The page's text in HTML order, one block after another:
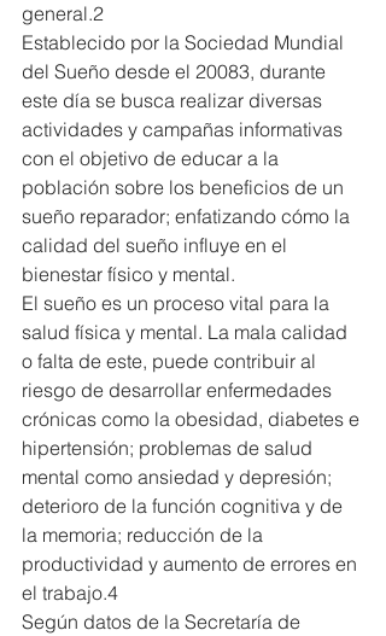
general.2
Establecido por la Sociedad Mundial
del Sueño desde el 20083, durante
este día se busca realizar diversas
actividades y campañas informativas
con el objetivo de educar a la
población sobre los beneficios de un
sueño reparador; enfatizando cómo la
calidad del sueño influye en el
bienestar físico y mental.
El sueño es un proceso vital para la
salud física y mental. La mala calidad
o falta de este, puede contribuir al
riesgo de desarrollar enfermedades
crónicas como la obesidad, diabetes e
hipertensión; problemas de salud
mental como ansiedad y depresión;
deterioro de la función cognitiva y de
la memoria; reducción de la
productividad y aumento de errores en
el trabajo.4
Según datos de la Secretaría de